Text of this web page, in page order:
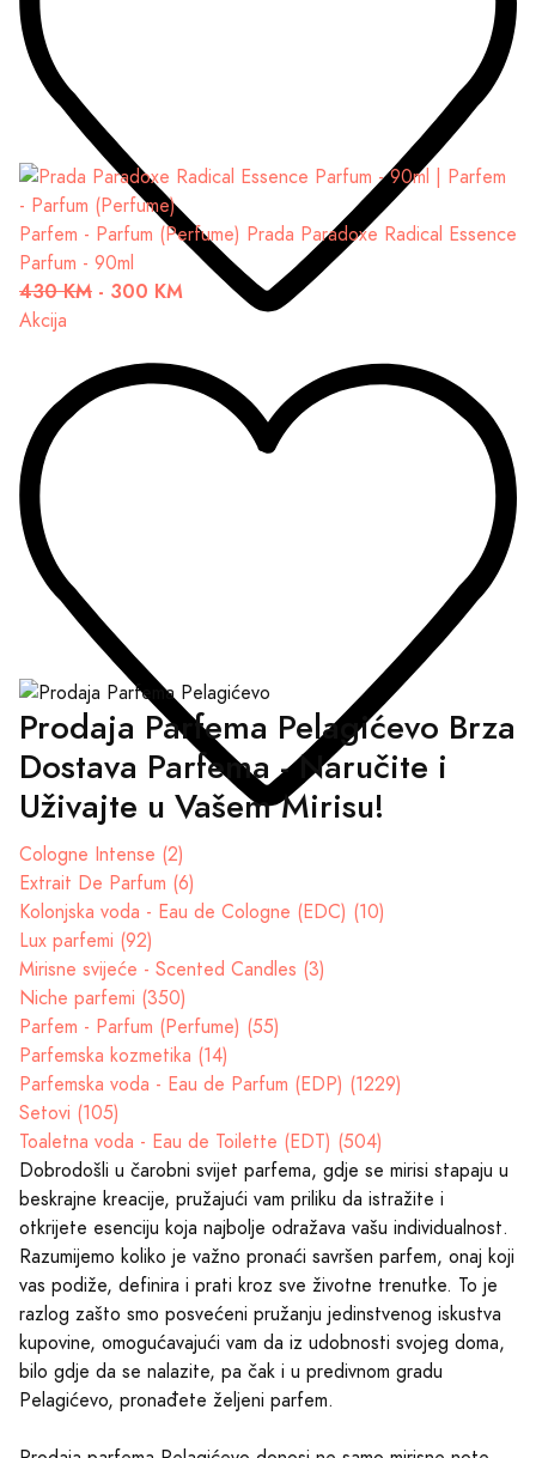
Parfem - Parfum (Perfume) Prada Paradoxe Radical Essence
Parfum - 90ml
430 KM - 300 KM
Akcija
Prodaja Parfema Pelagićevo Brza
Dostava Parfema - Naručite i
Uživajte u Vašem Mirisu!
Cologne Intense (2)
Extrait De Parfum (6)
Kolonjska voda - Eau de Cologne (EDC) (10)
Lux parfemi (92)
Mirisne svijeće - Scented Candles (3)
Niche parfemi (350)
Parfem - Parfum (Perfume) (55)
Parfemska kozmetika (14)
Parfemska voda - Eau de Parfum (EDP) (1229)
Setovi (105)
Toaletna voda - Eau de Toilette (EDT) (504)
Dobrodošli u čarobni svijet parfema, gdje se mirisi stapaju u
beskrajne kreacije, pružajući vam priliku da istražite i
otkrijete esenciju koja najbolje odražava vašu individualnost.
Razumijemo koliko je važno pronaći savršen parfem, onaj koji
vas podiže, definira i prati kroz sve životne trenutke. To je
razlog zašto smo posvećeni pružanju jedinstvenog iskustva
kupovine, omogućavajući vam da iz udobnosti svojeg doma,
bilo gdje da se nalazite, pa čak i u predivnom gradu
Pelagićevo, pronađete željeni parfem.